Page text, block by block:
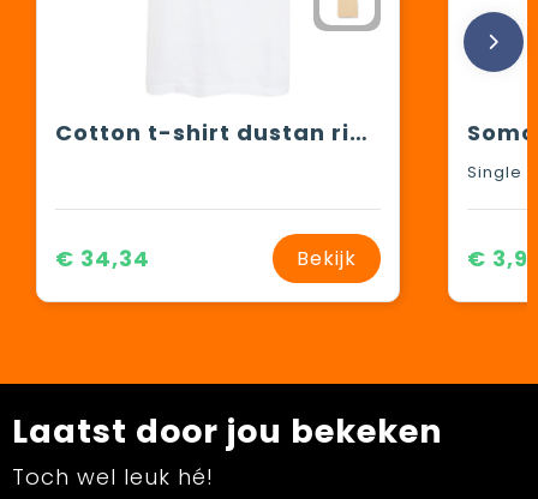
Cotton t-shirt dustan river
€ 34,34 Bekijk €
Laatst door jou bekeken
Toch wel leuk hé!